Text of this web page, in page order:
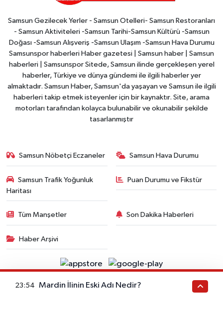
Samsun Gezilecek Yerler - Samsun Otelleri- Samsun Restoranları
- Samsun Aktiviteleri -Samsun Tarihi-Samsun Kültürü -Samsun
Doğası -Samsun Alışveriş -Samsun Ulaşım -Samsun Hava Durumu
Samsunspor haberleri Haber gazetesi | Samsun haber | Samsun
haberleri | Samsunspor Sitede, Samsun ilinde gerçekleşen yerel
haberler, Türkiye ve dünya gündemi ile ilgili haberler yer
almaktadır. Samsun Haber, Samsun'da yaşayan ve Samsun ile ilgili
haberleri takip etmek isteyenler için bir kaynaktır. Site, arama
motorları tarafından kolayca bulunabilir ve okunabilir şekilde
tasarlanmıştır
Samsun Nöbetçi Eczaneler Samsun Hava Durumu
Samsun Trafik Yoğunluk
Haritası
Puan Durumu ve Fikstür
Tüm Manşetler Son Dakika Haberleri
Haber Arşivi
23:54 Mardin İlinin Eski Adı Nedir?